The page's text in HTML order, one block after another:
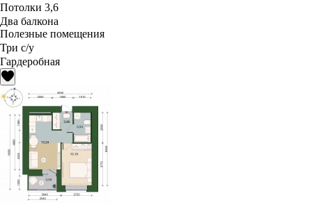
Потолки 3,6
Два балкона
Полезные помещения
Три с/у
Гардеробная